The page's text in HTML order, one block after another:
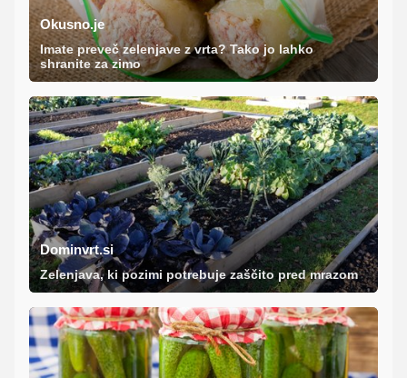
Okusno.je
Imate preveč zelenjave z vrta? Tako jo lahko
shranite za zimo
Dominvrt.si
Zelenjava, ki pozimi potrebuje zaščito pred mrazom